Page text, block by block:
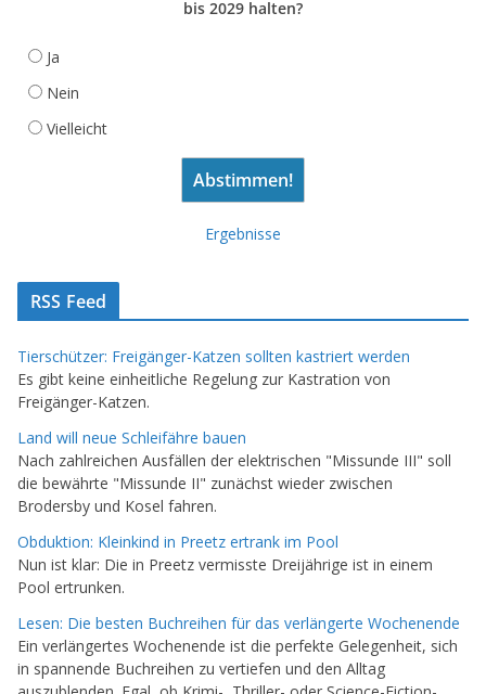
bis 2029 halten?
Ja
Nein
Vielleicht
Ergebnisse
RSS Feed
Tierschützer: Freigänger-Katzen sollten kastriert werden
Es gibt keine einheitliche Regelung zur Kastration von
Freigänger-Katzen.
Land will neue Schleifähre bauen
Nach zahlreichen Ausfällen der elektrischen "Missunde III" soll
die bewährte "Missunde II" zunächst wieder zwischen
Brodersby und Kosel fahren.
Obduktion: Kleinkind in Preetz ertrank im Pool
Nun ist klar: Die in Preetz vermisste Dreijährige ist in einem
Pool ertrunken.
Lesen: Die besten Buchreihen für das verlängerte Wochenende
Ein verlängertes Wochenende ist die perfekte Gelegenheit, sich
in spannende Buchreihen zu vertiefen und den Alltag